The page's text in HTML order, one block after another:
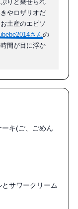
りと乗せられ
やロザリオだ
土産のエピソ
さんの
間が目に浮か
キ(ご、ごめん
サワークリーム